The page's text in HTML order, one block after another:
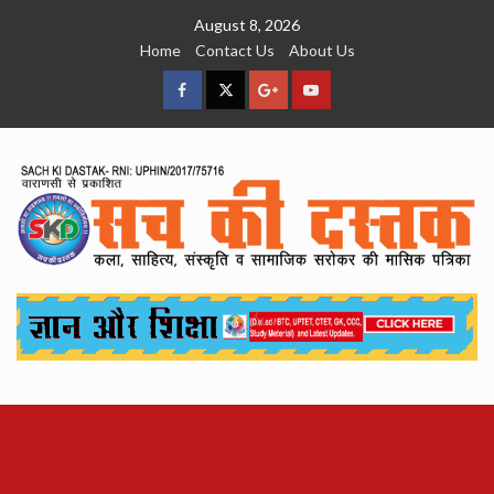
August 8, 2026
Home
Contact Us About Us
facebookTwitterGoogleYouTube